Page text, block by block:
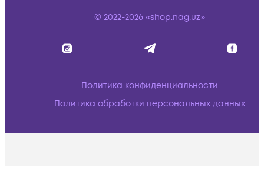
© 2022-2026 «shop.nag.uz»
Политика конфиденциальности
Политика обработки персональных данных